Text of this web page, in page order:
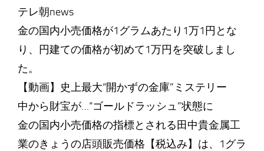
テレ朝news
金の国内小売価格が1グラムあたり1万1円とな
り、円建ての価格が初めて1万円を突破しまし
た。
【動画】史上最大“開かずの金庫”ミステリー
中から財宝が…“ゴールドラッシュ”状態に
金の国内小売価格の指標とされる田中貴金属工
業のきょうの店頭販売価格【税込み】は、1グラ